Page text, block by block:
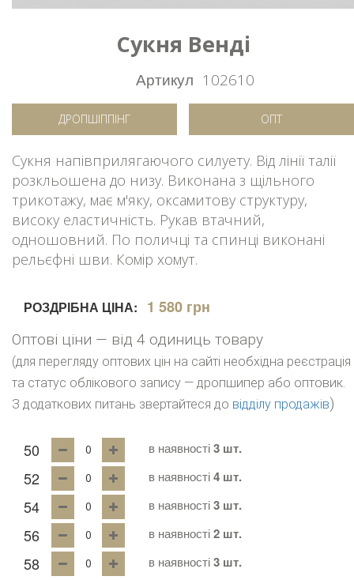
Сукня Венді
Артикул 102610
ДРОПШІППІНГ ОПТ
Сукня напівприлягаючого силуету. Від лінії талії
розкльошена до низу. Виконана з щільного
трикотажу, має м'яку, оксамитову структуру,
високу еластичність. Рукав втачний,
одношовний. По поличці та спинці виконані
рельєфні шви. Комір хомут.
РОЗДРІБНА ЦІНА: 1 580 грн
Оптові ціни — від 4 одиниць товару
(для перегляду оптових цін на сайті необхідна реєстрація
та статус облікового запису — дропшипер або оптовик.
З додаткових питань звертайтеся до відділу продажів)
50 в наявності3 шт.
52 в наявності4 шт.
54 в наявності3 шт.
56 в наявності2 шт.
58 в наявності3 шт.